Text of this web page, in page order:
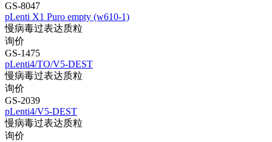
GS-8047
pLenti X1 Puro empty (w610-1)
慢病毒过表达质粒
询价
GS-1475
pLenti4/TO/V5-DEST
慢病毒过表达质粒
询价
GS-2039
pLenti4/V5-DEST
慢病毒过表达质粒
询价